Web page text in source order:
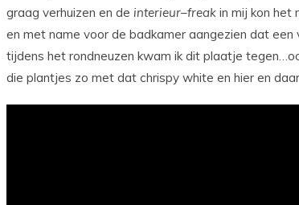
graag verhuizen en de interieur–freak in mij kon het
en met name voor de badkamer aangezien dat een
tijdens het rondneuzen kwam ik dit plaatje
die plantjes zo met dat chrispy white en hier en